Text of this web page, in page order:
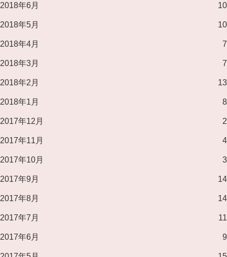
2018年6月 10
2018年5月 10
2018年4月 7
2018年3月 7
2018年2月 13
2018年1月 8
2017年12月 2
2017年11月 4
2017年10月 3
2017年9月 14
2017年8月 14
2017年7月 11
2017年6月 9